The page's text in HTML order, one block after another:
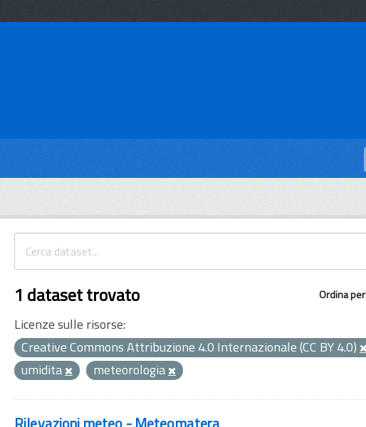
Ordina per
1 dataset trovato
Licenze sulle risorse:
Creative Commons Attribuzione 4.0 Internazionale (CC BY 4.0)
umidita
meteorologia